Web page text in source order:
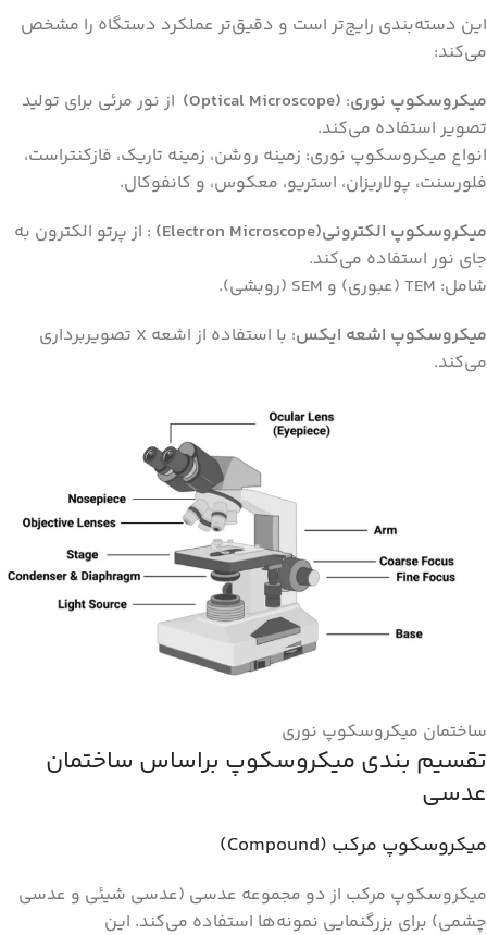
این دسته‌بندی رایج‌تر است و دقیق‌تر عملکرد دستگاه را مشخص
می‌کند:
میکروسکوپ نوری:
(Optical Microscope)
از نور مرئی برای تولید
تصویر استفاده می‌کند.
انواع میکروسکوپ نوری: زمینه روشن، زمینه تاریک، فازکنتراست،
فلورسنت، پولاریزان، استریو، معکوس، و کانفوکال.
میکروسکوپ الکترونی(Electron Microscope)
: از پرتو الکترون به
جای نور استفاده می‌کند.
شامل: TEM (عبوری) و SEM (روبشی).
میکروسکوپ اشعه ایکس
: با استفاده از اشعه X تصویربرداری
می‌کند.
ساختمان میکروسکوپ نوری
تقسیم بندی میکروسکوپ براساس ساختمان
عدسی
میکروسکوپ مرکب (Compound)
میکروسکوپ مرکب از دو مجموعه عدسی (عدسی شیئی و عدسی
چشمی) برای بزرگنمایی نمونه‌ها استفاده می‌کند. این